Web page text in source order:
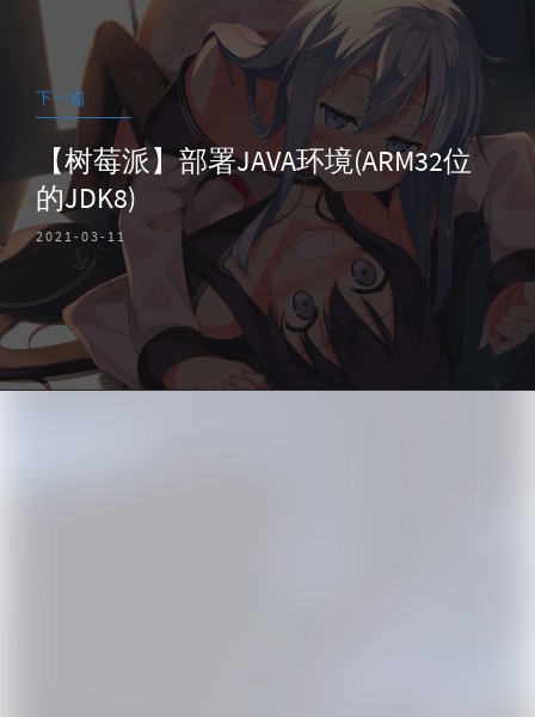
下一篇
【树莓派】部署JAVA环境(ARM32位
的JDK8)
2021-03-11